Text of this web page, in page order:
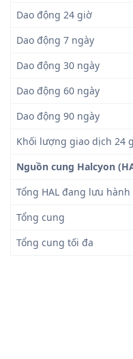
Dao động 24 giờ
Dao động 7 ngày
Dao động 30 ngày
Dao động 60 ngày
Dao động 90 ngày
Khối lượng giao dịch 24
Nguồn cung Halcyon
Tổng HAL đang lưu hành
Tổng cung
Tổng cung tối đa